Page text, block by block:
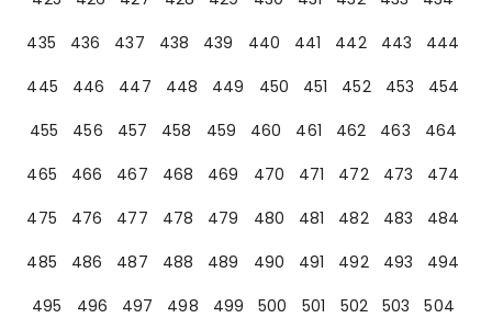
435
436 437 438 439 440 441 442 443
444
445
446 447 448 449 450 451 452 453
454
455
456 457 458 459 460 461 462 463
464
465
466 467 468 469 470 471 472 473
474
475
476 477 478 479 480 481 482 483
484
485
486 487 488 489 490 491 492 493
494
495
496 497 498 499 500 501 502 503
504